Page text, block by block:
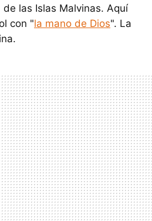
las Islas Malvinas. Aquí
con "la mano de Dios". La